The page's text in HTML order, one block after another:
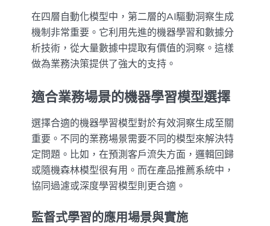
在四層自動化模型中，第二層的AI驅動洞察生成
機制非常重要。它利用先進的機器學習和數據分
析技術，從大量數據中提取有價值的洞察。這樣
做為業務決策提供了強大的支持。
適合業務場景的機器學習模型選擇
選擇合適的機器學習模型對於有效洞察生成至關
重要。不同的業務場景需要不同的模型來解決特
定問題。比如，在預測客戶流失方面，邏輯回歸
或隨機森林模型很有用。而在產品推薦系統中，
協同過濾或深度學習模型則更合適。
監督式學習的應用場景與實施